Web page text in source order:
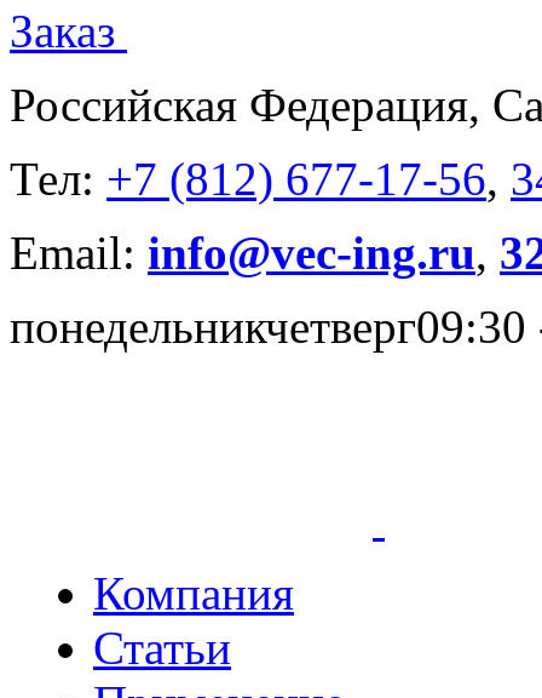
Заказ
Российская Федерация,
Тел: +7 (812) 677-17-56,
Email: info@vec-ing.ru,
понедельникчетверг09:30
Компания
Статьи